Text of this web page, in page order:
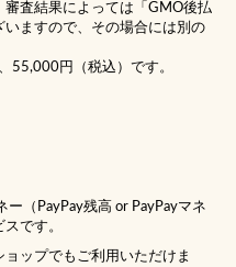
審査結果によっては「GMO後払
ますので、その場合には別の
55,000円（税込）です。
（PayPay残高 or PayPayマネ
です。
ップでもご利用いただけま